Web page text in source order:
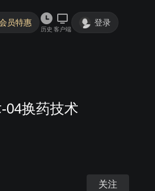
员特惠
历史 客户端
登录
04换药技术
关注